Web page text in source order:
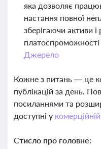
яка дозволяє
настання повної
зберігаючи активи
платоспроможності
Джерело
Кожне з питань — це
публікацій за день.
посиланнями та
доступні у
Стисло про головне: